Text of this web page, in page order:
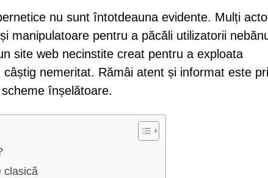
nu sunt întotdeauna evidente. Mulți
manipulatoare pentru a păcăli utilizatorii
site web necinstite creat pentru a exploata
nemeritat. Rămâi atent și informat este
înșelătoare.
clasică